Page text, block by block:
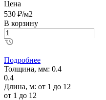
Цена
530 ₽/м2
В корзину
Подробнее
Толщина, мм: 0.4
0.4
Длина, м: от 1 до 12
от 1 до 12